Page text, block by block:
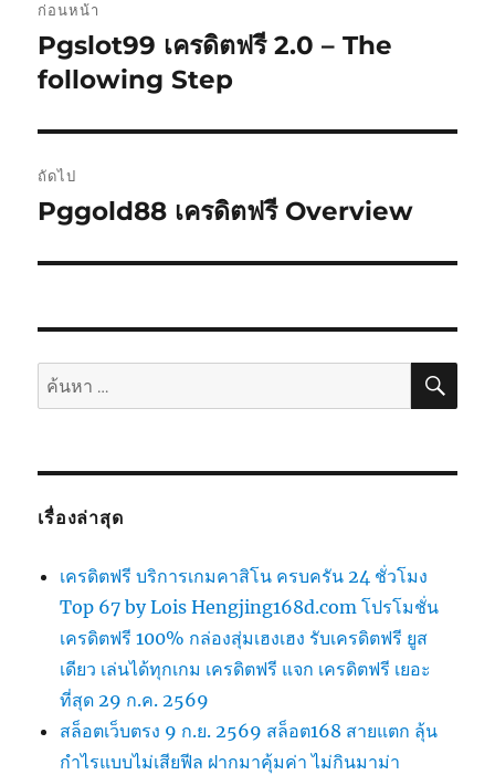
เรื่อง
ก่อนหน้า
เรื่อง
ก่อน
Pgslot99 เครดิตฟรี 2.0 – The
following Step
ถัดไป
เรื่อง
ไป:
Pggold88 เครดิตฟรี Overview
ค้นหา: ค้น
เรื่องล่าสุด
เครดิตฟรี บริการเกมคาสิโน ครบครัน 24 ชั่วโมง
Top 67 by Lois Hengjing168d.com โปรโมชั่น
เครดิตฟรี 100% กล่องสุ่มเฮงเฮง รับเครดิตฟรี ยูส
เดียว เล่นได้ทุกเกม เครดิตฟรี แจก เครดิตฟรี เยอะ
ที่สุด 29 ก.ค. 2569
สล็อตเว็บตรง 9 ก.ย. 2569 สล็อต168 สายแตก ลุ้น
กำไรแบบไม่เสียฟีล ฝากมาคุ้มค่า ไม่กินมาม่า